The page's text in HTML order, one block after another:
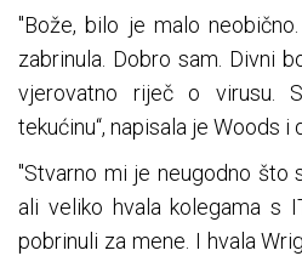
"Bože, bilo je malo
zabrinula. Dobro sam. Divni
vjerovatno riječ o virusu.
tekućinu“, napisala je Woods i
"Stvarno mi je neugodno što
ali veliko hvala kolegama s
pobrinuli za mene. I hvala